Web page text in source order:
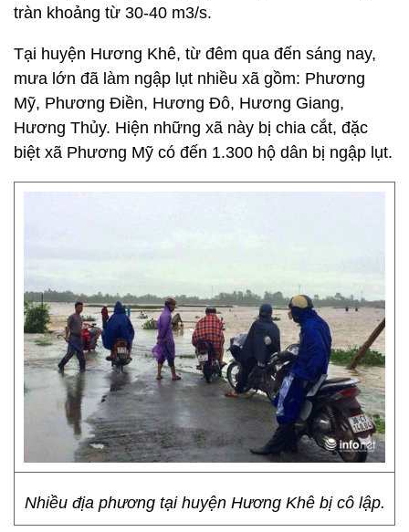
tràn khoảng từ 30-40 m3/s.
Tại huyện Hương Khê, từ đêm qua đến sáng nay,
mưa lớn đã làm ngập lụt nhiều xã gồm: Phương
Mỹ, Phương Điền, Hương Đô, Hương Giang,
Hương Thủy. Hiện những xã này bị chia cắt, đặc
biệt xã Phương Mỹ có đến 1.300 hộ dân bị ngập lụt.
Nhiều địa phương tại huyện Hương Khê bị cô lập.